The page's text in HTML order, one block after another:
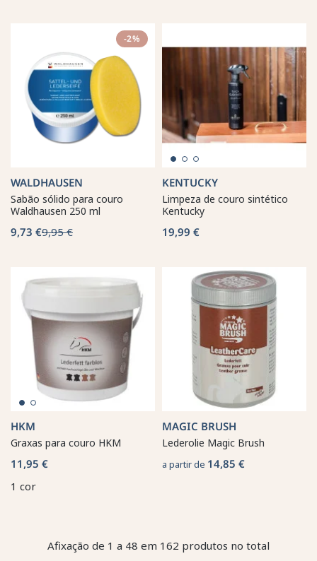
-2%
WALDHAUSEN
Sabão sólido para couro
Waldhausen 250 ml
9,73 €9,95 €
KENTUCKY
Limpeza de couro sintético
Kentucky
19,99 €
HKM
Graxas para couro HKM
11,95 €
1 cor
MAGIC BRUSH
Lederolie Magic Brush
a partir de 14,85 €
Afixação de 1 a 48 em 162 produtos no total